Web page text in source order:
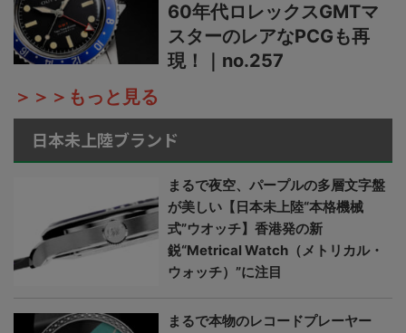
60年代ロレックスGMTマ
スターのレアなPCGも再
現！｜no.257
＞＞＞もっと見る
日本未上陸ブランド
まるで夜空、パープルの多層文字盤
が美しい【日本未上陸“本格機械
式”ウオッチ】香港発の新
鋭“Metrical Watch（メトリカル・
ウォッチ）”に注目
まるで本物のレコードプレーヤー